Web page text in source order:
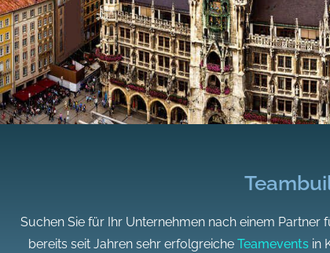
Suchen Sie für Ihr Unternehmen nach einem
bereits seit Jahren sehr erfolgreiche Teamevents in